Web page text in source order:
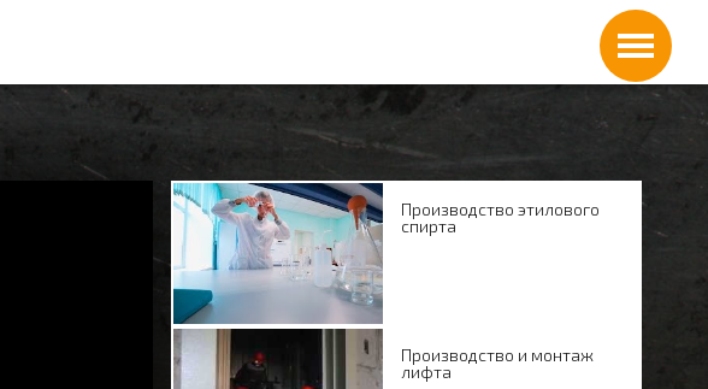
Производство этилового
спирта
Производство и монтаж
лифта